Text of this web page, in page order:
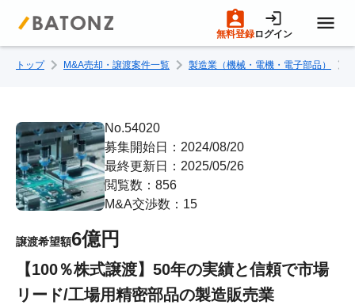
無料登録ログイン
トップページ
M&A案件一覧
売りたい方へ
買いたい方へ
成約事例
トップ M&A売却・譲渡案件一覧 製造業（機械・電機・電子部品）
No.54020
募集開始日：2024/08/20
最終更新日：2025/05/26
閲覧数：856
M&A交渉数：15
譲渡希望額6億円
【100％株式譲渡】50年の実績と信頼で市場
リード/工場用精密部品の製造販売業